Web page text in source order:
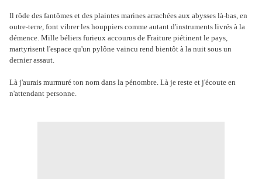
Il rôde des fantômes et des plaintes marines arrachées aux abysses là-bas, en
outre-terre, font vibrer les houppiers comme autant d'instruments livrés à la
démence. Mille béliers furieux accourus de Fraiture piétinent le pays,
martyrisent l'espace qu'un pylône vaincu rend bientôt à la nuit sous un
dernier assaut.
Là j'aurais murmuré ton nom dans la pénombre. Là je reste et j'écoute en
n'attendant personne.